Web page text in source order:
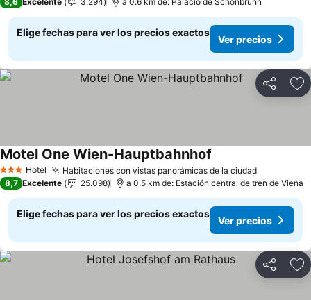
Elige fechas para ver los precios exactos
Ver precios
Compartir
3 Estrellas
Hotel Habitaciones con vistas panorámicas de la ciudadVer
Motel One Wien-Hauptbahnhof
8,7 Excelente 25.098 a 0.5 km de: Estación central de tren de Viena
Elige fechas para ver los precios exactos
Ver precios
Compartir